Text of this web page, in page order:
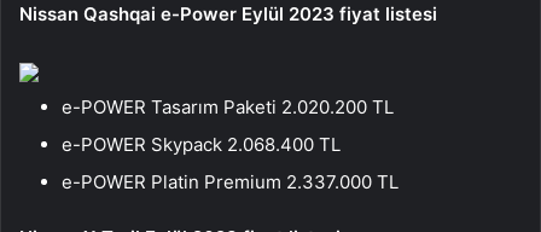
Nissan Qashqai e-Power Eylül 2023 fiyat listesi
e-POWER Tasarım Paketi 2.020.200 TL
e-POWER Skypack 2.068.400 TL
e-POWER Platin Premium 2.337.000 TL